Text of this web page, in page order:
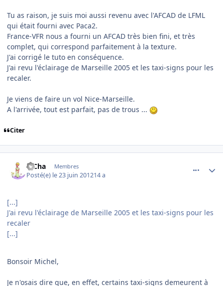
Tu as raison, je suis moi aussi revenu avec l'AFCAD de LFML
qui était fourni avec Paca2.
France-VFR nous a fourni un AFCAD très bien fini, et très
complet, qui correspond parfaitement à la texture.
J'ai corrigé le tuto en conséquence.
J'ai revu l'éclairage de Marseille 2005 et les taxi-signs pour les
recaler.
Je viens de faire un vol Nice-Marseille.
A l'arrivée, tout est parfait, pas de trous ...
Citer
PiCha Membres
Posté(e) le 23 juin 201214 a
[...]
J'ai revu l'éclairage de Marseille 2005 et les taxi-signs pour les
recaler
[...]
Bonsoir Michel,
Je n'osais dire que, en effet, certains taxi-signs demeurent à